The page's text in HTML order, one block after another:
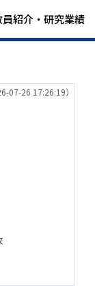
員紹介・研究業績
07-26 17:26:19）